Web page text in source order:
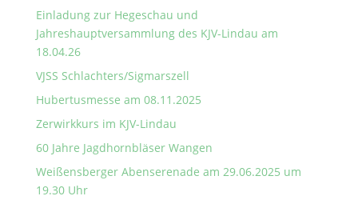
Einladung zur Hegeschau und
Jahreshauptversammlung des KJV-Lindau am
18.04.26
VJSS Schlachters/Sigmarszell
Hubertusmesse am 08.11.2025
Zerwirkkurs im KJV-Lindau
60 Jahre Jagdhornbläser Wangen
Weißensberger Abenserenade am 29.06.2025 um
19.30 Uhr